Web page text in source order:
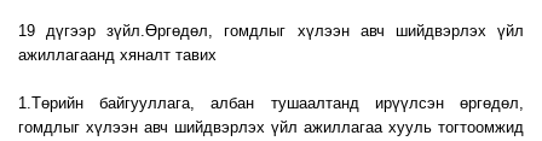
19 дүгээр зүйл.Өргөдөл, гомдлыг хүлээн авч шийдвэрлэх үйл
ажиллагаанд хяналт тавих
1.Төрийн байгууллага, албан тушаалтанд ирүүлсэн өргөдөл,
гомдлыг хүлээн авч шийдвэрлэх үйл ажиллагаа хууль тогтоомжид